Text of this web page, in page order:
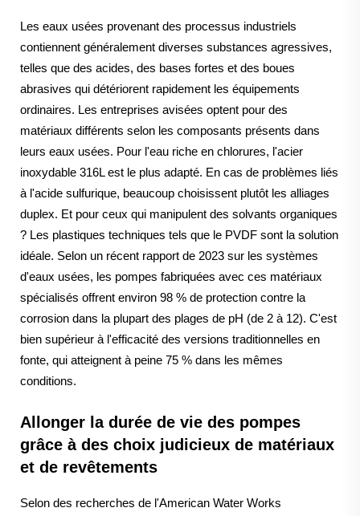
Les eaux usées provenant des processus industriels
contiennent généralement diverses substances agressives,
telles que des acides, des bases fortes et des boues
abrasives qui détériorent rapidement les équipements
ordinaires. Les entreprises avisées optent pour des
matériaux différents selon les composants présents dans
leurs eaux usées. Pour l'eau riche en chlorures, l'acier
inoxydable 316L est le plus adapté. En cas de problèmes liés
à l'acide sulfurique, beaucoup choisissent plutôt les alliages
duplex. Et pour ceux qui manipulent des solvants organiques
? Les plastiques techniques tels que le PVDF sont la solution
idéale. Selon un récent rapport de 2023 sur les systèmes
d'eaux usées, les pompes fabriquées avec ces matériaux
spécialisés offrent environ 98 % de protection contre la
corrosion dans la plupart des plages de pH (de 2 à 12). C'est
bien supérieur à l'efficacité des versions traditionnelles en
fonte, qui atteignent à peine 75 % dans les mêmes
conditions.
Allonger la durée de vie des pompes
grâce à des choix judicieux de matériaux
et de revêtements
Selon des recherches de l'American Water Works